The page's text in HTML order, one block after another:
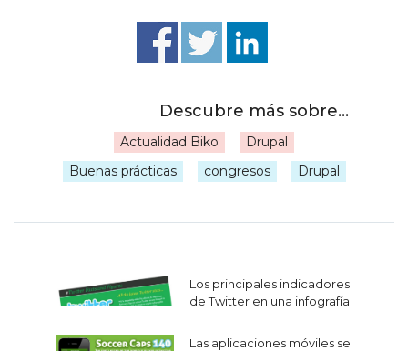
Actualidad Biko Drupal
Buenas prácticas congresos Drupal
Navegación
de
entradas
Los principales indicadores
de Twitter en una infografía
Las aplicaciones móviles se